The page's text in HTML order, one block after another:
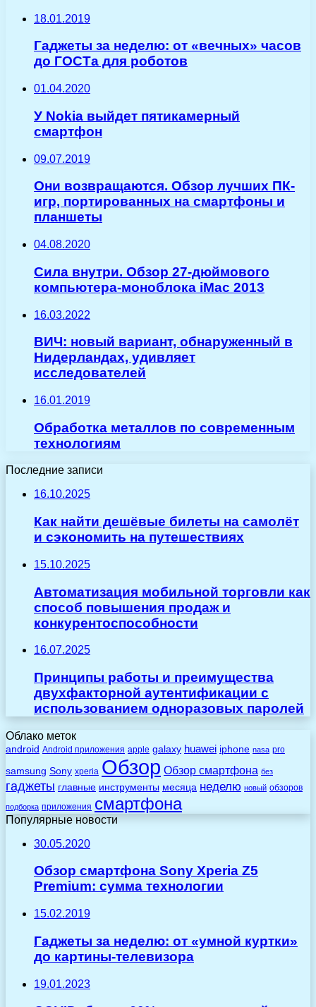
18.01.2019
Гаджеты за неделю: от «вечных» часов
до ГОСТа для роботов
01.04.2020
У Nokia выйдет пятикамерный
смартфон
09.07.2019
Они возвращаются. Обзор лучших ПК-
игр, портированных на смартфоны и
планшеты
04.08.2020
Сила внутри. Обзор 27-дюймового
компьютера-моноблока iMac 2013
16.03.2022
ВИЧ: новый вариант, обнаруженный в
Нидерландах, удивляет
исследователей
16.01.2019
Обработка металлов по современным
технологиям
Последние записи
16.10.2025
Как найти дешёвые билеты на самолёт
и сэкономить на путешествиях
15.10.2025
Автоматизация мобильной торговли как
способ повышения продаж и
конкурентоспособности
16.07.2025
Принципы работы и преимущества
двухфакторной аутентификации с
использованием одноразовых паролей
Облако меток
android Android приложения apple galaxy huawei iphone nasa pro
samsung Sony xperia Обзор Обзор смартфона без
гаджеты главные инструменты месяца неделю новый обзоров
подборка приложения смартфона
Популярные новости
30.05.2020
Обзор смартфона Sony Xperia Z5
Premium: сумма технологии
15.02.2019
Гаджеты за неделю: от «умной куртки»
до картины-телевизора
19.01.2023